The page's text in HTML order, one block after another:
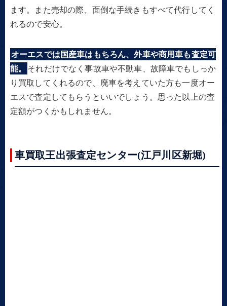
ます。また売却の際、面倒な手続きもすべて代行してく
れるので安心。
オーエスでは国産車はもちろん、外車や商用車も査定可
能。
それだけでなく事故車や不動車、故障車でもしっか
り買取してくれるので、廃車を考えていた方も一度オー
エスで査定してもらうといいでしょう。思った以上の査
定額がつくかもしれません。
車買取王出張査定センター(江戸川区新堀)